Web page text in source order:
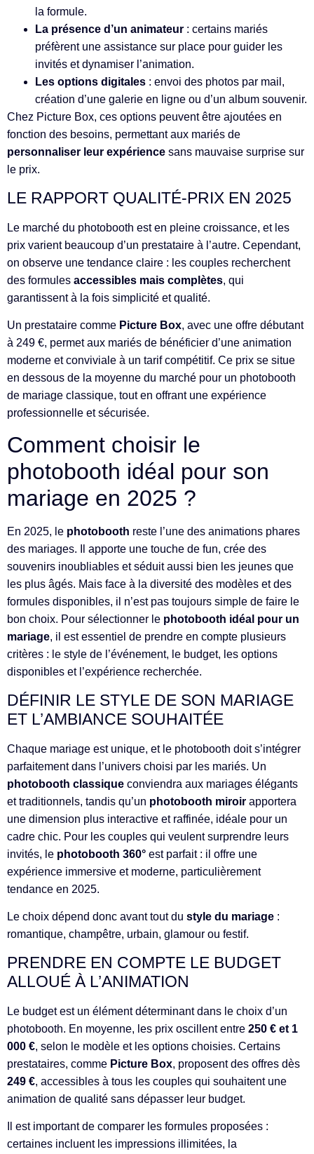
la formule.
La présence d’un animateur : certains mariés
préfèrent une assistance sur place pour guider les
invités et dynamiser l’animation.
Les options digitales : envoi des photos par mail,
création d’une galerie en ligne ou d’un album souvenir.
Chez Picture Box, ces options peuvent être ajoutées en
fonction des besoins, permettant aux mariés de
personnaliser leur expérience sans mauvaise surprise sur
le prix.
LE RAPPORT QUALITÉ-PRIX EN 2025
Le marché du photobooth est en pleine croissance, et les
prix varient beaucoup d’un prestataire à l’autre. Cependant,
on observe une tendance claire : les couples recherchent
des formules accessibles mais complètes, qui
garantissent à la fois simplicité et qualité.
Un prestataire comme Picture Box, avec une offre débutant
à 249 €, permet aux mariés de bénéficier d’une animation
moderne et conviviale à un tarif compétitif. Ce prix se situe
en dessous de la moyenne du marché pour un photobooth
de mariage classique, tout en offrant une expérience
professionnelle et sécurisée.
Comment choisir le
photobooth idéal pour son
mariage en 2025 ?
En 2025, le photobooth reste l’une des animations phares
des mariages. Il apporte une touche de fun, crée des
souvenirs inoubliables et séduit aussi bien les jeunes que
les plus âgés. Mais face à la diversité des modèles et des
formules disponibles, il n’est pas toujours simple de faire le
bon choix. Pour sélectionner le photobooth idéal pour un
mariage, il est essentiel de prendre en compte plusieurs
critères : le style de l’événement, le budget, les options
disponibles et l’expérience recherchée.
DÉFINIR LE STYLE DE SON MARIAGE
ET L’AMBIANCE SOUHAITÉE
Chaque mariage est unique, et le photobooth doit s’intégrer
parfaitement dans l’univers choisi par les mariés. Un
photobooth classique conviendra aux mariages élégants
et traditionnels, tandis qu’un photobooth miroir apportera
une dimension plus interactive et raffinée, idéale pour un
cadre chic. Pour les couples qui veulent surprendre leurs
invités, le photobooth 360° est parfait : il offre une
expérience immersive et moderne, particulièrement
tendance en 2025.
Le choix dépend donc avant tout du style du mariage :
romantique, champêtre, urbain, glamour ou festif.
PRENDRE EN COMPTE LE BUDGET
ALLOUÉ À L’ANIMATION
Le budget est un élément déterminant dans le choix d’un
photobooth. En moyenne, les prix oscillent entre 250 € et 1
000 €, selon le modèle et les options choisies. Certains
prestataires, comme Picture Box, proposent des offres dès
249 €, accessibles à tous les couples qui souhaitent une
animation de qualité sans dépasser leur budget.
Il est important de comparer les formules proposées :
certaines incluent les impressions illimitées, la